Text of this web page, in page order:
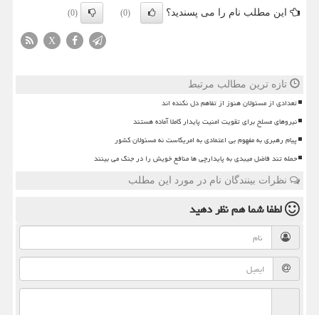
این مطلب نام را می پسندید؟ (0)
(0)
X
تازه ترین مطالب مرتبط
تعدادی از مسئولان هنوز از تفاهم دل نکنده اند
نیروهای مسلح برای تقویت امنیت پایدار کاملا آماده هستند
پیام رهبری به مفهوم بی اعتمادی به امریکاست نه مسئولان کشور
حمله تند فاضل میبدی به پایدارچی ها منافع خویش را در جنگ می بینند
نظرات بینندگان نام در مورد این مطلب
لطفا شما همنظر دهید